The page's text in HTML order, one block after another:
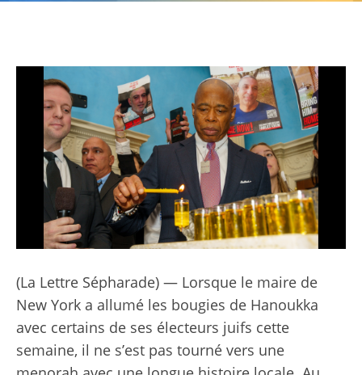
(La Lettre Sépharade) — Lorsque le maire de
New York a allumé les bougies de Hanoukka
avec certains de ses électeurs juifs cette
semaine, il ne s’est pas tourné vers une